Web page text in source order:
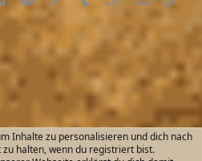
Datenschutz
Inhalte zu personalisieren und dich nach
halten, wenn du registriert bist.